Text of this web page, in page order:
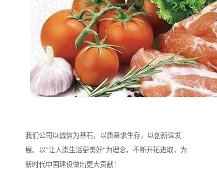
我们公司以诚信为基石，以质量求生存，以创新谋发
展。以"让人类生活更美好"为理念，不断开拓进取，为
新时代中国建设做出更大贡献！